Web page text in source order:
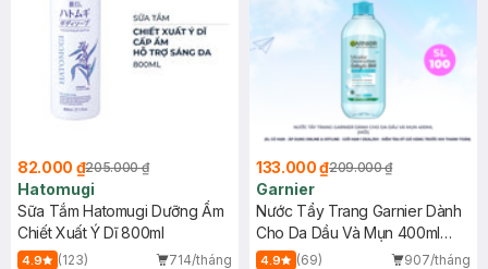
82.000 ₫205.000 ₫
Hatomugi
Sữa Tắm Hatomugi Dưỡng Ẩm
Chiết Xuất Ý Dĩ 800ml
4.9 (123)
714/tháng
133.000 ₫209.000 ₫
Garnier
Nước Tẩy Trang Garnier Dành
Cho Da Dầu Và Mụn 400ml
(Mới)
4.9 (69)
907/tháng